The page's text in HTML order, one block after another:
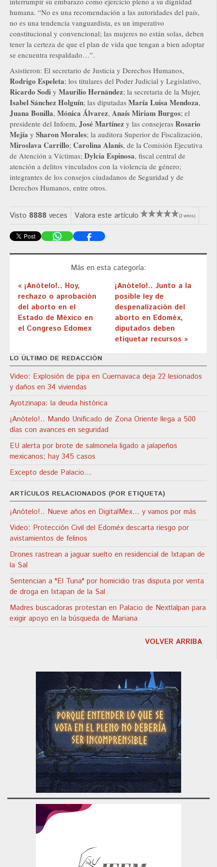
humana. “No es una recomendación a las autoridades del país,
no es una tendencia vanguardista, es un imperativo
constitucional y convencional; las mujeres no están solas, deben
tener la certeza de que el plan de vida que tengan a bien adoptar
se encuentra respaldado…”.
Asistieron: El secretario de Justicia y Derechos Humanos,
Rodrigo Espeleta; los titulares del Poder Judicial y Legislativo,
Ricardo Sodi y Maurilio Hernández; la secretaria de la Mujer,
Isabel Sánchez Holguín; las diputadas María Luisa Mendoza,
Juana Bonilla, Mónica Álvarez, Anaís Miriam Burgos; el
presidente del Infoem, José Martínez y las consejeras Rosario
Mejía y Sharon Morales; la auditora Superior de Fiscalización,
Miroslava Carrillo; Carolina Alanís, de la Comisión Ejecutiva
de Atención a Víctimas; Dylcia Espinosa, fiscal central de
atención a delitos vinculados con la violencia de género;
integrantes de los consejos ciudadanos de Seguridad y de
Derechos Humanos, entre otros.
Visto 8888 veces Valora este artículo (3 votos)
Más en esta categoría:
« ¡Anótelo!.. Hoy,
rechazo o aprobación
del aborto en el
Estado de México en
el Congreso Edomex
¡Anótelo!.. Junto a la
posible ley de
despenalización del
aborto en Edoméx,
diputados deben
etiquetar recursos »
LO ÚLTIMO DE REDACCIÓN
Video: Explosión de pipa en Cuernavaca deja 22 lesionados
y daños en 34 viviendas
Ayotzinapa: la deuda histórica
¡Anótelo!.. Mando Unificado de Zona Oriente llega a 500
días con avances en seguridad
EU alerta por brote de salmonela ligado a jalapeños
mexicanos; hay 345 casos
Excepto desde Palacio…
ARTÍCULOS RELACIONADOS (POR ETIQUETA)
¡Anótelo!.. Nueve años en DigitalMex… y vamos por más
Video: Protección Civil del Edoméx descarta riesgo por
avistamientos de felinos
Drones rastrean a jaguar suelto en residencial de Ixtapan de
la Sal
Sentencian a "El Tuna" por homicidio tras disputa por venta
de droga en Ixtapan de la Sal
Madres buscadoras protestan en Palacio de Nextlalpan para
exigir apoyo en la búsqueda de Mariana
VOLVER ARRIBA